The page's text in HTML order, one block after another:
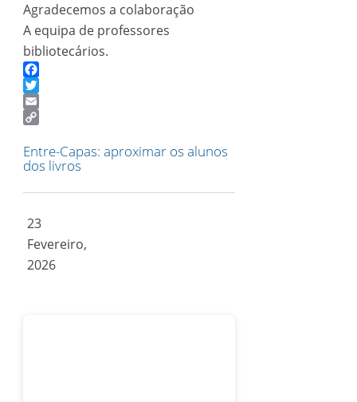
Agradecemos a colaboração
A equipa de professores
bibliotecários.
Facebook
Twitter
Email
Link
Entre-Capas: aproximar os alunos
dos livros
23
Fevereiro,
2026